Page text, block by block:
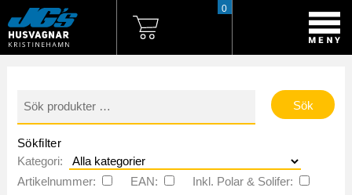
0
efter:
Sökfilter
Kategori:
Artikelnummer:
EAN:
Inkl. Polar & Solifer: